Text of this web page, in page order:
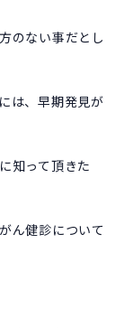
のない事だとし
は、早期発見が
知って頂きた
ん健診について